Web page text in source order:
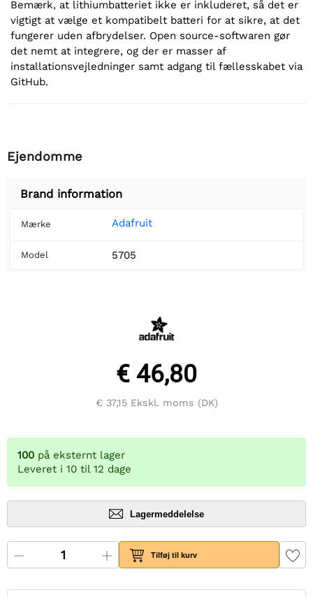
Bemærk, at lithiumbatteriet ikke er inkluderet, så det er
vigtigt at vælge et kompatibelt batteri for at sikre, at det
fungerer uden afbrydelser. Open source-softwaren gør
det nemt at integrere, og der er masser af
installationsvejledninger samt adgang til fællesskabet via
GitHub.
Ejendomme
Brand information
Mærke Adafruit
Model 5705
€ 46,80
€ 37,15Ekskl. moms (DK)
100 på eksternt lager
Leveret i 10 til 12 dage
Lagermeddelelse
Tilføj til kurv